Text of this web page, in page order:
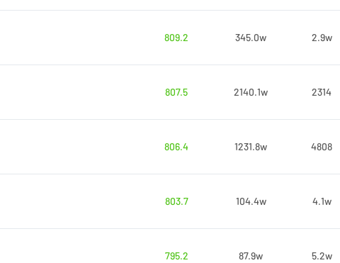
809.2
345.0w 2.9w
807.5
2140.1w 2314
806.4
1231.8w 4808
803.7
104.4w 4.1w
795.2
87.9w 5.2w